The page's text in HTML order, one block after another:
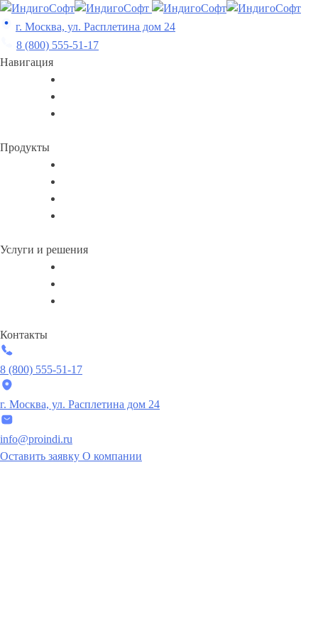
Skip
to
content
г. Москва, ул. Расплетина дом 24
8 (800) 555-51-17
Навигация
Продукты
Услуги и решения
Контакты
8 (800) 555-51-17
г. Москва, ул. Расплетина дом 24
info@proindi.ru
Оставить заявку О компании